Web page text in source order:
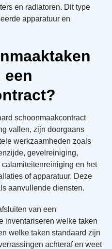
en radiatoren. Dit type
apparatuur en
schoonmaakcontract
vallen, zijn doorgaans
werkzaamheden zoals
gevelreiniging,
en het
of apparatuur. Deze
aanvullende diensten.
van een
inventariseren welke taken
welke taken standaard zijn
achteraf en weet